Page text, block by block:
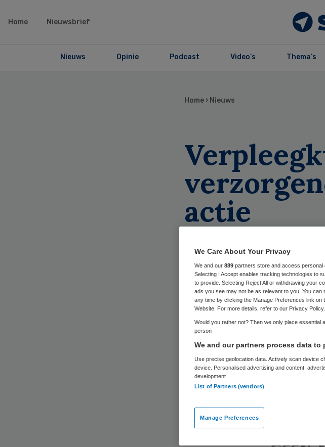
Home Nieuwsbrief
Nieuws Opinie Podcast Video’s Thema’s
Home › Nieuws
actie
We Care About Your Privacy
We and our 889 partners store and access personal
Selecting I Accept enables tracking technologies to
to provide. Selecting Reject All or withdrawing your
ads you see may not be as relevant to you. You
any time by clicking the Manage Preferences link
Website. For more details, refer to our Privacy Policy.
Would you rather not? Then we only place
person
We and our partners process data to
Use precise geolocation data. Actively scan device
device. Personalised advertising and content,
development.
List of Partners (vendors)
Manage Preferences